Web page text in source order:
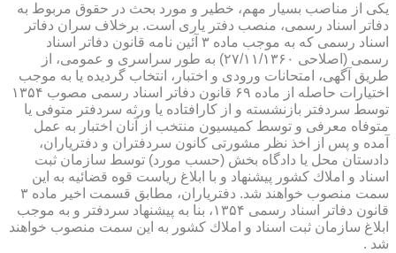
یكی از مناصب بسیار مهم، خطیر و مورد بحث در حقوق مربوط به
دفاتر اسناد رسمی، منصب دفتر یاری است. برخلاف سران دفاتر
اسناد رسمی كه به موجب ماده ۳ آئین نامه قانون دفاتر اسناد
رسمی (اصلاحی ۲۷/۱۱/۱۳۶۰) به طور سراسری و عمومی، از
طریق آگهی، امتحانات ورودی و اختبار، انتخاب گردیده یا به موجب
اختیارات حاصله از ماده ۶۹ قانون دفاتر اسناد رسمی مصوب ۱۳۵۴
توسط سردفتر بازنشسته و از كارافتاده یا ورثه سردفتر متوفی یا
متوفاه معرفی و توسط كمیسیون منتخب از آنان اختبار به عمل
آمده و پس از اخذ نظر مشورتی كانون سردفتران و دفتریاران،
دادستان محل یا دادگاه بخش (حسب مورد) توسط سازمان ثبت
اسناد و املاك كشور پیشنهاد و با ابلاغ ریاست قوه قضائیه به این
سمت منصوب خواهند شد. دفتریاران، مطابق قسمت اخیر ماده ۳
قانون دفاتر اسناد رسمی ۱۳۵۴، بنا به پیشنهاد سردفتر و به موجب
ابلاغ سازمان ثبت اسناد و املاك كشور به این سمت منصوب خواهند
شد .